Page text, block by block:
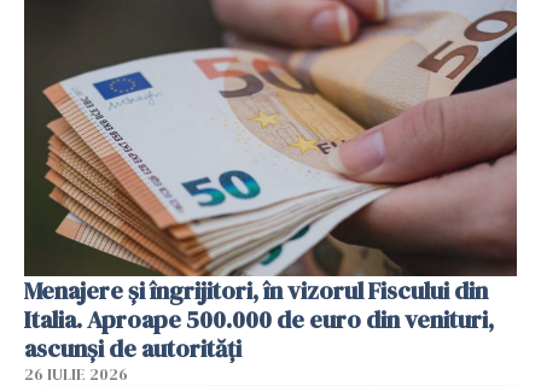
Menajere și îngrijitori, în vizorul Fiscului din
Italia. Aproape 500.000 de euro din venituri,
ascunși de autorități
26 IULIE 2026